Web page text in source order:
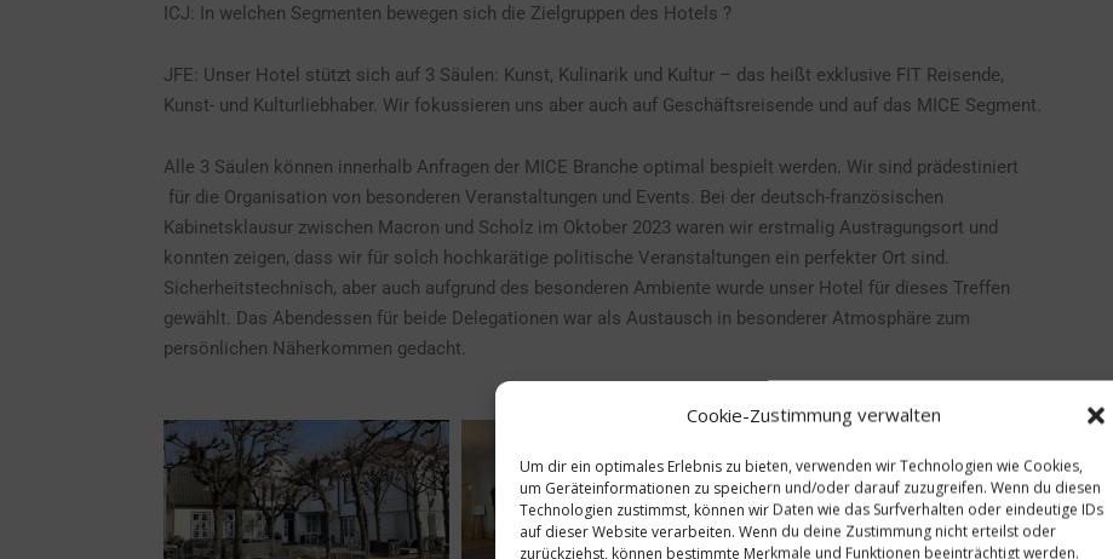
Cookie-Zustimmung verwalten
Um dir ein optimales Erlebnis zu bieten, verwenden wir Technologien wie Cookies,
um Geräteinformationen zu speichern und/oder darauf zuzugreifen. Wenn du diesen
Technologien zustimmst, können wir Daten wie das Surfverhalten oder eindeutige IDs
auf dieser Website verarbeiten. Wenn du deine Zustimmung nicht erteilst oder
zurückziehst, können bestimmte Merkmale und Funktionen beeinträchtigt werden.
ICJ: In welchen Segmenten bewegen sich die Zielgruppen des Hotels ?
JFE: Unser Hotel stützt sich auf 3 Säulen: Kunst, Kulinarik und Kultur – das heißt exklusive FIT Reisende,
Kunst- und Kulturliebhaber. Wir fokussieren uns aber auch auf Geschäftsreisende und auf das MICE Segment.
Alle 3 Säulen können innerhalb Anfragen der MICE Branche optimal bespielt werden. Wir sind prädestiniert
für die Organisation von besonderen Veranstaltungen und Events. Bei der deutsch-französischen
Kabinetsklausur zwischen Macron und Scholz im Oktober 2023 waren wir erstmalig Austragungsort und
konnten zeigen, dass wir für solch hochkarätige politische Veranstaltungen ein perfekter Ort sind.
Sicherheitstechnisch, aber auch aufgrund des besonderen Ambiente wurde unser Hotel für dieses Treffen
gewählt. Das Abendessen für beide Delegationen war als Austausch in besonderer Atmosphäre zum
persönlichen Näherkommen gedacht.